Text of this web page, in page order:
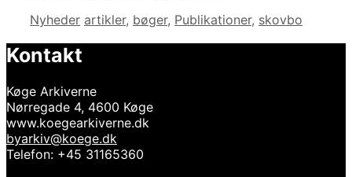
Kategorier
Nyheder Tags
artikler, bøger, Publikationer, skovbo
Kontakt
Køge Arkiverne
Nørregade 4, 4600 Køge
www.koegearkiverne.dk
byarkiv@koege.dk
Telefon: +45 31165360